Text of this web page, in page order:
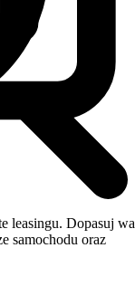
leasingu. Dopasuj
samochodu oraz